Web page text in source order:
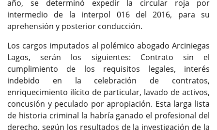
año, se determinó expedir la circular roja por
intermedio de la interpol 016 del 2016, para su
aprehensión y posterior conducción.
Los cargos imputados al polémico abogado Arciniegas
Lagos, serán los siguientes: Contrato sin el
cumplimiento de los requisitos legales, interés
indebido en la celebración de contratos,
enriquecimiento ilícito de particular, lavado de activos,
concusión y peculado por apropiación. Esta larga lista
de historia criminal la habría ganado el profesional del
derecho, según los resultados de la investigación de la